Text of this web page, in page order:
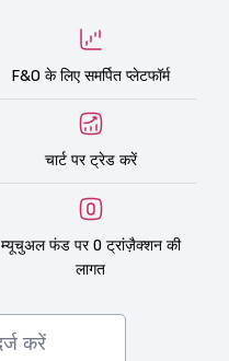
F&O के लिए समर्पित प्लेटफॉर्म
चार्ट पर ट्रेड करें
म्यूचुअल फंड पर 0 ट्रांज़ैक्शन की
लागत